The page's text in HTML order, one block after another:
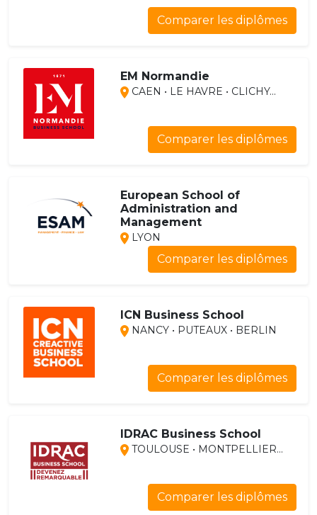
Comparer les diplômes
EM Normandie
CAEN • LE HAVRE • CLICHY...
Comparer les diplômes
European School of
Administration and
Management
LYON
Comparer les diplômes
ICN Business School
NANCY • PUTEAUX • BERLIN
Comparer les diplômes
IDRAC Business School
TOULOUSE • MONTPELLIER...
Comparer les diplômes